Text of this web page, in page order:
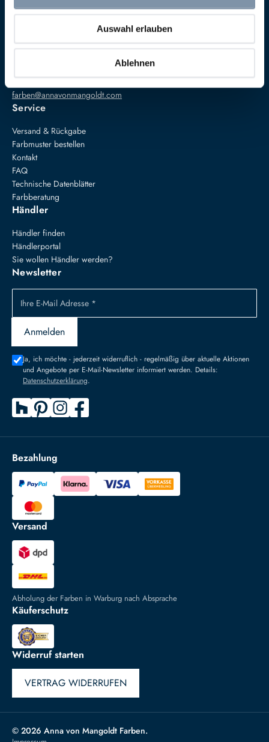
Auswahl erlauben
Ablehnen
Anna von Mangoldt GmbH & Co. KG
+49 5274 3062200
farben@annavonmangoldt.com
Service
Versand & Rückgabe
Farbmuster bestellen
Kontakt
FAQ
Technische Datenblätter
Farbberatung
Händler
Händler finden
Händlerportal
Sie wollen Händler werden?
Newsletter
Ihre E-Mail Adresse *
Anmelden
Ja, ich möchte - jederzeit widerruflich - regelmäßig über aktuelle Aktionen
und Angebote per E-Mail-Newsletter informiert werden. Details:
Datenschutzerklärung.
Bezahlung
Versand
Abholung der Farben in Warburg nach Absprache
Käuferschutz
Widerruf starten
VERTRAG WIDERRUFEN
© 2026 Anna von Mangoldt Farben.